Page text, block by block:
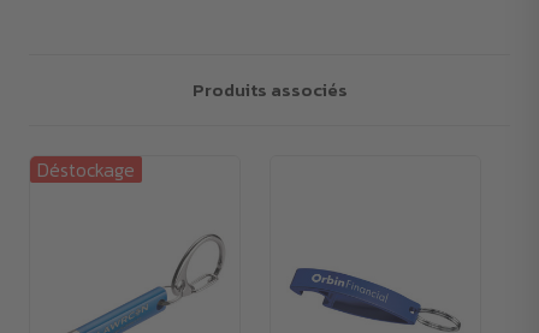
Produits associés
Déstockage